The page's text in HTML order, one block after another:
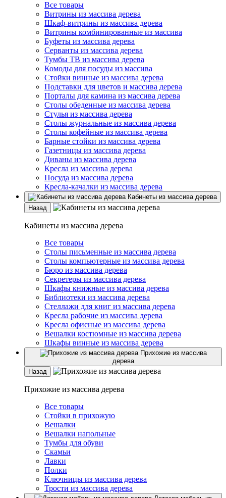
Все товары
Витрины из массива дерева
Шкаф-витрины из массива дерева
Витрины комбинированные из массива
Буфеты из массива дерева
Серванты из массива дерева
Тумбы ТВ из массива дерева
Комоды для посуды из массива
Стойки винные из массива дерева
Подставки для цветов и массива дерева
Порталы для камина из массива дерева
Столы обеденные из массива дерева
Стулья из массива дерева
Столы журнальные из массива дерева
Столы кофейные из массива дерева
Барные стойки из массива дерева
Газетницы из массива дерева
Диваны из массива дерева
Кресла из массива дерева
Посуда из массива дерева
Кресла-качалки из массива дерева
Кабинеты из массива дерева
Назад
Кабинеты из массива дерева
Все товары
Столы письменные из массива дерева
Столы компьютерные из массива дерева
Бюро из массива дерева
Секретеры из массива дерева
Шкафы книжные из массива дерева
Библиотеки из массива дерева
Стеллажи для книг из массива дерева
Кресла рабочие из массива дерева
Кресла офисные из массива дерева
Вешалки костюмные из массива дерева
Шкафы винные из массива дерева
Прихожие из массива
дерева
Назад
Прихожие из массива дерева
Все товары
Стойки в прихожую
Вешалки
Вешалки напольные
Тумбы для обуви
Скамьи
Лавки
Полки
Ключницы из массива дерева
Трости из массива дерева